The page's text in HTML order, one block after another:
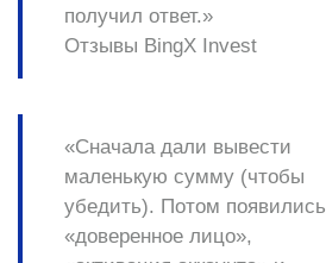
получил ответ.»
Отзывы BingX Invest
«Сначала дали вывести
маленькую сумму (чтобы
убедить). Потом появились
«доверенное лицо»,